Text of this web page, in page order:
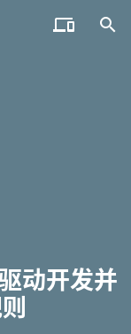
 
动开发并